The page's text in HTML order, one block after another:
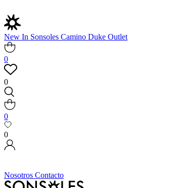
New In Sonsoles Camino Duke Outlet
0
0
0
0
Nosotros Contacto